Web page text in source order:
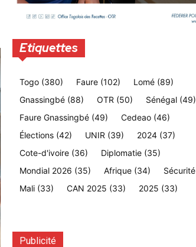
Etiquettes
Togo (380) Faure (102) Lomé (89)
Gnassingbé (88) OTR (50) Sénégal (49)
Faure Gnassingbé (49) Cedeao (46)
Élections (42) UNIR (39) 2024 (37)
Cote-d'ivoire (36) Diplomatie (35)
Mondial 2026 (35) Afrique (34) Sécurité
Mali (33) CAN 2025 (33) 2025 (33)
Publicité